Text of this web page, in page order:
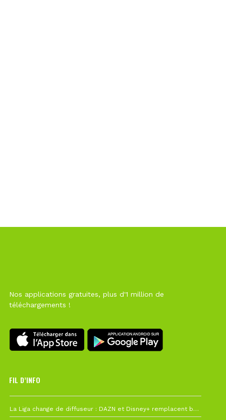
Nos applications gratuites, plus d'1 million de
téléchargements !
FIL D’INFO
La Liga change de diffuseur : DAZN et Disney+ remplacent beIN Sports !